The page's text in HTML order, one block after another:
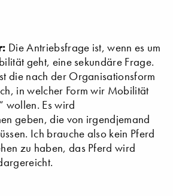
Die Antriebsfrage ist, wenn es um
geht, eine sekundäre Frage.
die nach der Organisationsform
in welcher Form wir Mobilität
wollen. Es wird
geben, die von irgendjemand
Ich brauche also kein Pferd
zu haben, das Pferd wird